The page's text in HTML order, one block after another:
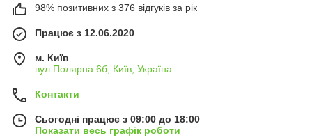
98% позитивних з 376 відгуків за рік
Працює з 12.06.2020
м. Київ
вул.Полярна 6б, Київ, Україна
Контакти
Сьогодні працює з 09:00 до 18:00
Показати весь графік роботи